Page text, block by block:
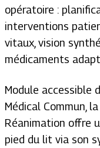
opératoire :
interventions
vitaux, vision
médicaments
Module accessible
Médical Commun,
Réanimation offre
pied du lit via son